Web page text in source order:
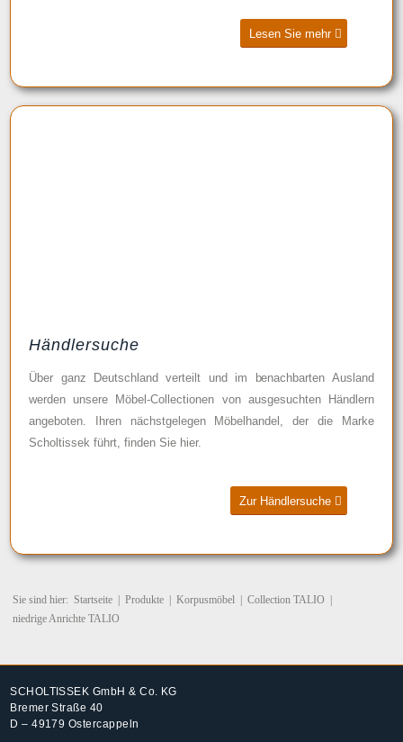
Lesen Sie mehr
Händlersuche
Über ganz Deutschland verteilt und im benachbarten Ausland
werden unsere Möbel-Collectionen von ausgesuchten Händlern
angeboten. Ihren nächstgelegen Möbelhandel, der die Marke
Scholtissek führt, finden Sie hier.
Zur Händlersuche
Sie sind hier: Startseite Produkte Korpusmöbel Collection TALIO
niedrige Anrichte TALIO
SCHOLTISSEK GmbH & Co. KG
Bremer Straße 40
D – 49179 Ostercappeln